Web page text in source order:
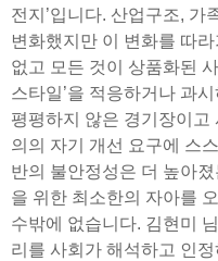
전지’입니다. 산업구조, 가
변화했지만 이 변화를 따
없고 모든 것이 상품화된
스타일’을 적응하거나 과
평평하지 않은 경기장이고
의의 자기 개선 요구에 스
반의 불안정성은 더 높아
을 위한 최소한의 자아를
수밖에 없습니다. 김현미
리를 사회가 해석하고 인